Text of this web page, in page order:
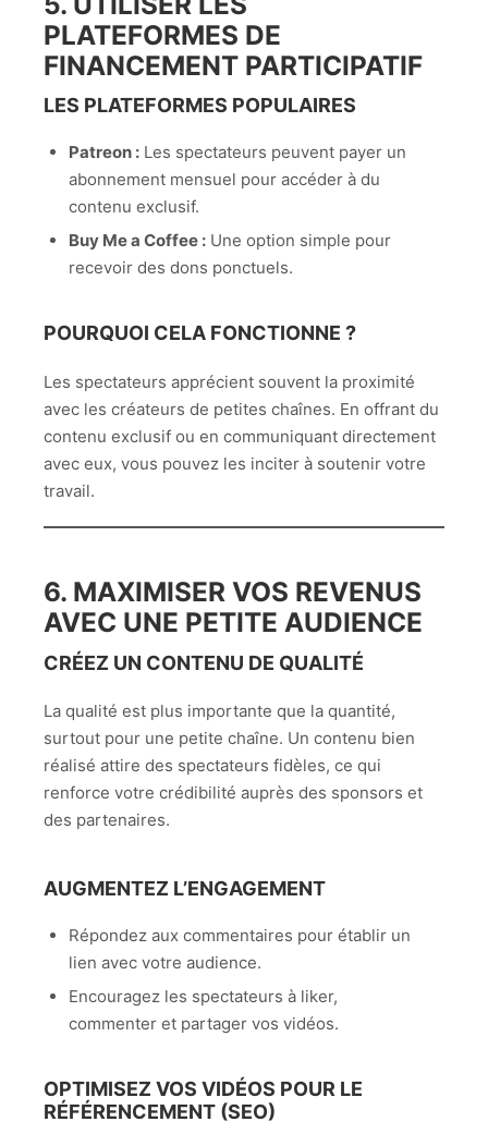
PLATEFORMES DE
FINANCEMENT PARTICIPATIF
LES PLATEFORMES POPULAIRES
Patreon :Les spectateurs peuvent payer un
abonnement mensuel pour accéder à du
contenu exclusif.
Buy Me a Coffee :Une option simple pour
recevoir des dons ponctuels.
POURQUOI CELA FONCTIONNE ?
Les spectateurs apprécient souvent la proximité
avec les créateurs de petites chaînes. En offrant du
contenu exclusif ou en communiquant directement
avec eux, vous pouvez les inciter à soutenir votre
travail.
6. MAXIMISER VOS REVENUS
AVEC UNE PETITE AUDIENCE
CRÉEZ UN CONTENU DE QUALITÉ
La qualité est plus importante que la quantité,
surtout pour une petite chaîne. Un contenu bien
réalisé attire des spectateurs fidèles, ce qui
renforce votre crédibilité auprès des sponsors et
des partenaires.
AUGMENTEZ L’ENGAGEMENT
Répondez aux commentaires pour établir un
lien avec votre audience.
Encouragez les spectateurs à liker,
commenter et partager vos vidéos.
OPTIMISEZ VOS VIDÉOS POUR LE
RÉFÉRENCEMENT (SEO)